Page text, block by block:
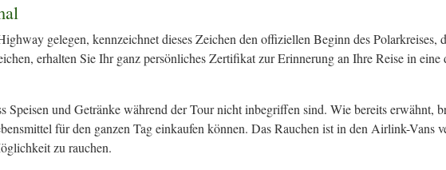
gelegen, kennzeichnet dieses Zeichen den offiziellen Beginn des Polarkreises,
erhalten Sie Ihr ganz persönliches Zertifikat zur Erinnerung an Ihre Reise in
Speisen und Getränke während der Tour nicht inbegriffen sind. Wie bereits erwähnt,
für den ganzen Tag einkaufen können. Das Rauchen ist in den Airlink-Vans
zu rauchen.